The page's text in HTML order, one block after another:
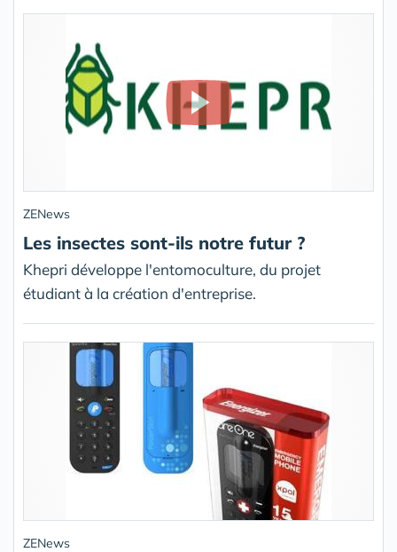
ZENews
Les insectes sont-ils notre futur ?
Khepri développe l'entomoculture, du projet
étudiant à la création d'entreprise.
ZENews